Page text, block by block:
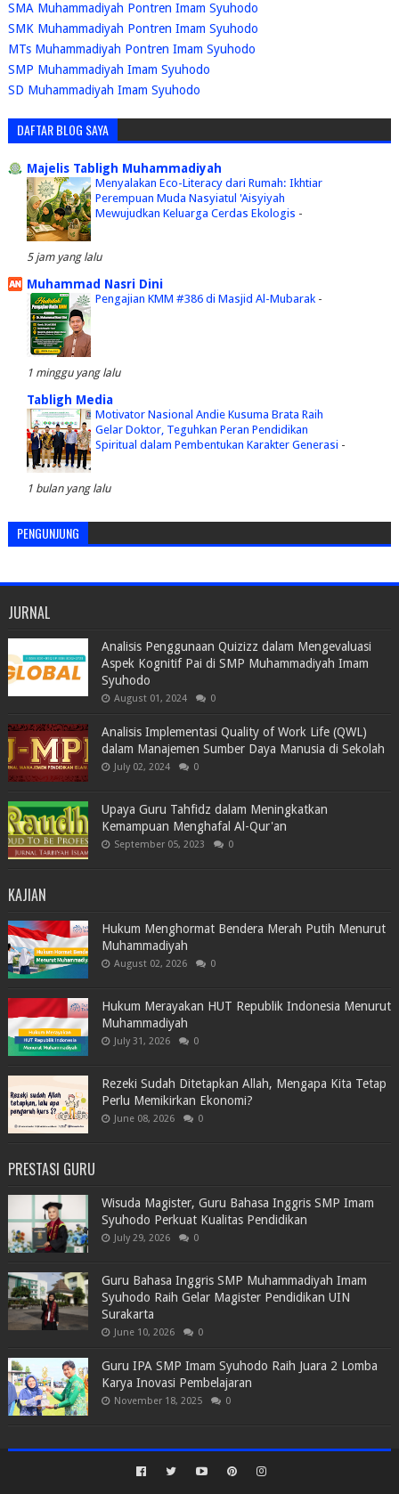
SMA Muhammadiyah Pontren Imam Syuhodo
SMK Muhammadiyah Pontren Imam Syuhodo
MTs Muhammadiyah Pontren Imam Syuhodo
SMP Muhammadiyah Imam Syuhodo
SD Muhammadiyah Imam Syuhodo
DAFTAR BLOG SAYA
Majelis Tabligh Muhammadiyah
Menyalakan Eco-Literacy dari Rumah: Ikhtiar
Perempuan Muda Nasyiatul 'Aisyiyah
Mewujudkan Keluarga Cerdas Ekologis -
5 jam yang lalu
Muhammad Nasri Dini
Pengajian KMM #386 di Masjid Al-Mubarak -
1 minggu yang lalu
Tabligh Media
Motivator Nasional Andie Kusuma Brata Raih
Gelar Doktor, Teguhkan Peran Pendidikan
Spiritual dalam Pembentukan Karakter Generasi -
1 bulan yang lalu
PENGUNJUNG
JURNAL
Analisis Penggunaan Quizizz dalam Mengevaluasi
Aspek Kognitif Pai di SMP Muhammadiyah Imam
Syuhodo
August 01, 2024 0
Analisis Implementasi Quality of Work Life (QWL)
dalam Manajemen Sumber Daya Manusia di Sekolah
July 02, 2024 0
Upaya Guru Tahfidz dalam Meningkatkan
Kemampuan Menghafal Al-Qur'an
September 05, 2023 0
KAJIAN
Hukum Menghormat Bendera Merah Putih Menurut
Muhammadiyah
August 02, 2026 0
Hukum Merayakan HUT Republik Indonesia Menurut
Muhammadiyah
July 31, 2026 0
Rezeki Sudah Ditetapkan Allah, Mengapa Kita Tetap
Perlu Memikirkan Ekonomi?
June 08, 2026 0
PRESTASI GURU
Wisuda Magister, Guru Bahasa Inggris SMP Imam
Syuhodo Perkuat Kualitas Pendidikan
July 29, 2026 0
Guru Bahasa Inggris SMP Muhammadiyah Imam
Syuhodo Raih Gelar Magister Pendidikan UIN
Surakarta
June 10, 2026 0
Guru IPA SMP Imam Syuhodo Raih Juara 2 Lomba
Karya Inovasi Pembelajaran
November 18, 2025 0